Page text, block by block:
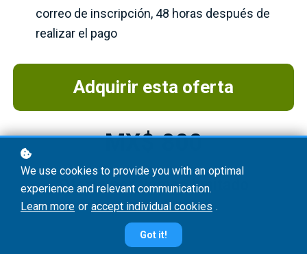
correo de inscripción, 48 horas después de
realizar el pago
Adquirir esta oferta
MX$ 800
Oferta por tiempo limitado
We use cookies to provide you with an optimal
experience and relevant communication.
Learn more or accept individual cookies .
Got it!